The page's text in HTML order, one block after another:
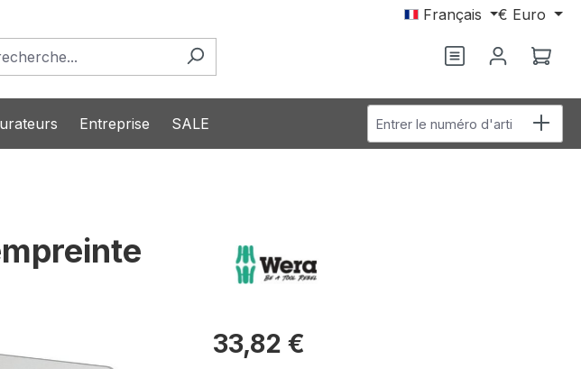
Français € Euro
Vous avez 0Le
Entreprise SALE Entrer le numéro d'article
33,82 €